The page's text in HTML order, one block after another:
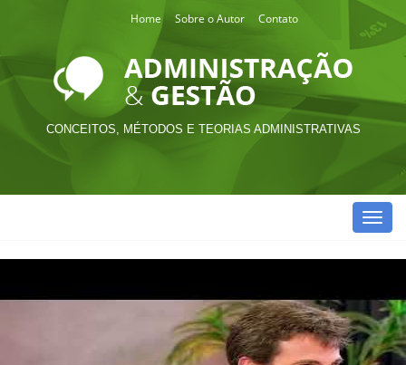
Home Sobre o Autor Contato
CONCEITOS, MÉTODOS E TEORIAS ADMINISTRATIVAS